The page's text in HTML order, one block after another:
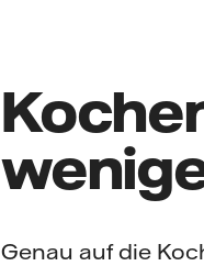
Genau auf die